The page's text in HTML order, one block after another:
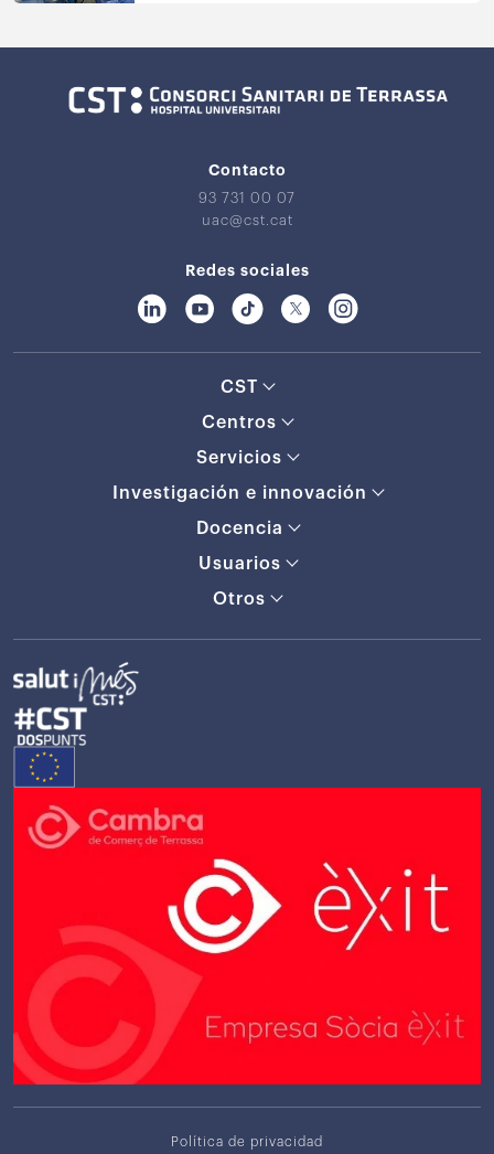
Contacto
93 731 00 07
uac@cst.cat
Redes sociales
CST
Centros
Servicios
Investigación e innovación
Docencia
Usuarios
Otros
Política de privacidad